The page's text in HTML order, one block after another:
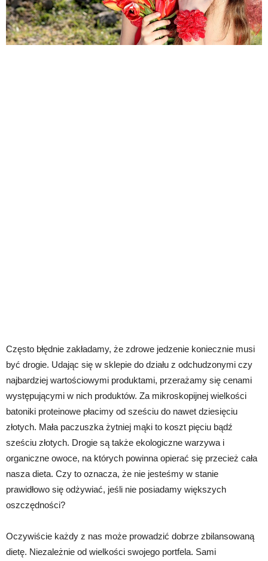
Często błędnie zakładamy, że zdrowe jedzenie koniecznie musi
być drogie. Udając się w sklepie do działu z odchudzonymi czy
najbardziej wartościowymi produktami, przerażamy się cenami
występującymi w nich produktów. Za mikroskopijnej wielkości
batoniki proteinowe płacimy od sześciu do nawet dziesięciu
złotych. Mała paczuszka żytniej mąki to koszt pięciu bądź
sześciu złotych. Drogie są także ekologiczne warzywa i
organiczne owoce, na których powinna opierać się przecież cała
nasza dieta. Czy to oznacza, że nie jesteśmy w stanie
prawidłowo się odżywiać, jeśli nie posiadamy większych
oszczędności?
Oczywiście każdy z nas może prowadzić dobrze zbilansowaną
dietę. Niezależnie od wielkości swojego portfela. Sami